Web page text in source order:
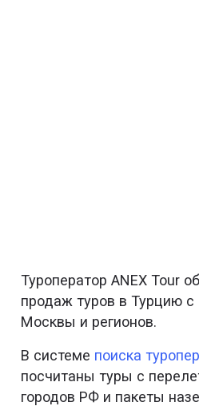
Туроператор ANEX Tour
продаж туров в Турцию
Москвы и регионов.
В системе поиска
посчитаны туры с
городов РФ и пакеты